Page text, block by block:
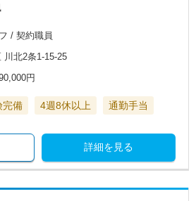
/ 契約職員
川北2条1-15-25
円
完備 4週8休以上 通勤手当
詳細を見る